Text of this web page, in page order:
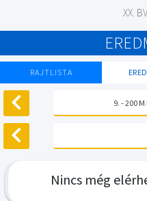
XX.
RAJTLISTA
9. - 200 M
Nincs még